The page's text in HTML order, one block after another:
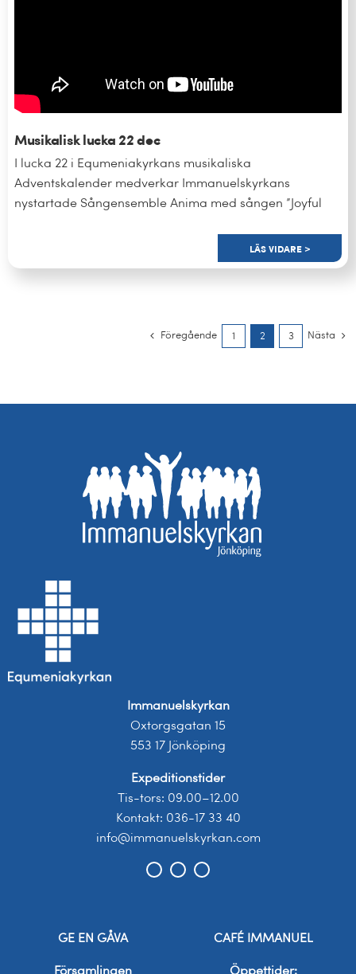
Musikalisk lucka 22 dec
I lucka 22 i Equmeniakyrkans musikaliska
Adventskalender medverkar Immanuelskyrkans
nystartade Sångensemble Anima med sången ”Joyful
LÄS VIDARE >
Föregående 1 2 3 Nästa
Immanuelskyrkan
Oxtorgsgatan 15
553 17 Jönköping
Expeditionstider
Tis-tors: 09.00–12.00
Kontakt: 036-17 33 40
info@immanuelskyrkan.com
GE EN GÅVA
Församlingen
CAFÉ IMMANUEL
Öppettider: